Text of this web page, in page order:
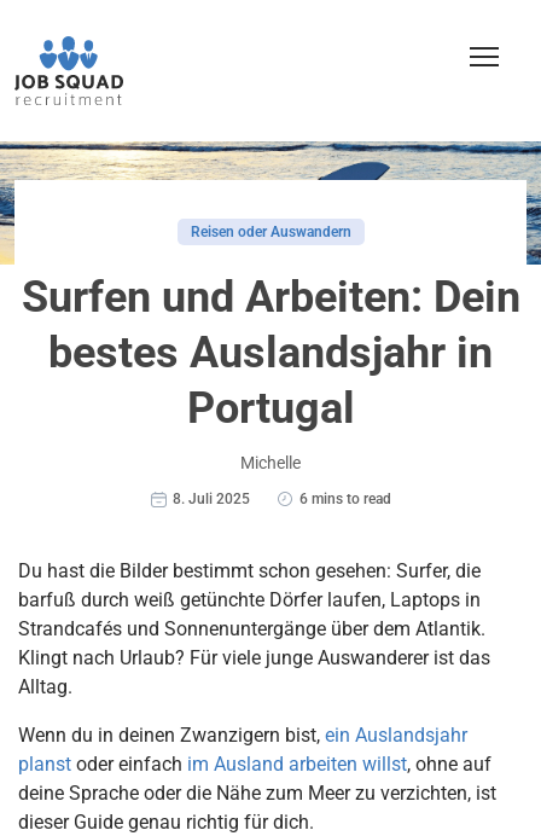
Reisen oder Auswandern
Surfen und Arbeiten: Dein
bestes Auslandsjahr in
Portugal
Michelle
8. Juli 2025 6 mins to read
Du hast die Bilder bestimmt schon gesehen: Surfer, die
barfuß durch weiß getünchte Dörfer laufen, Laptops in
Strandcafés und Sonnenuntergänge über dem Atlantik.
Klingt nach Urlaub? Für viele junge Auswanderer ist das
Alltag.
Wenn du in deinen Zwanzigern bist, ein Auslandsjahr
planst oder einfach im Ausland arbeiten willst, ohne auf
deine Sprache oder die Nähe zum Meer zu verzichten, ist
dieser Guide genau richtig für dich.